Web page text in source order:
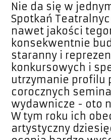
Nie da się w
Spotkań
nawet jakości
konsekwentnie
staranny i
konkursowych i
utrzymanie profilu
corocznych
wydawnicze - oto
W tym roku ich
artystyczny